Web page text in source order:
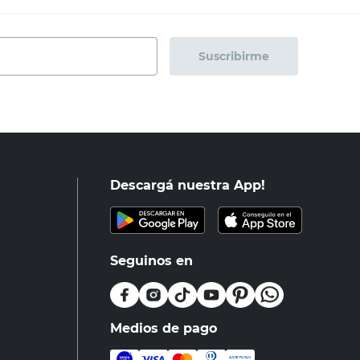
Suscribirme
Descargá nuestra App!
Seguinos en
Medios de pago